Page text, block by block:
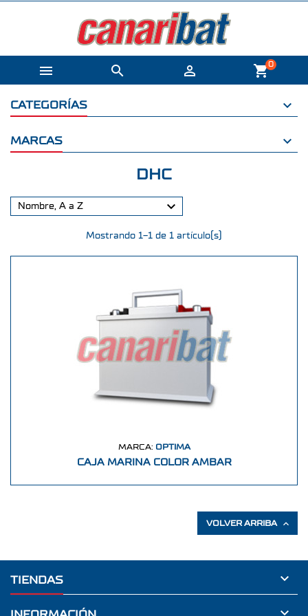
   shopping_cart0
CATEGORÍAS
MARCAS
DHC
Nombre, A a Z 
Mostrando 1-1 de 1 artículo(s)
MARCA: OPTIMA
CAJA MARINA COLOR AMBAR
VOLVER ARRIBA 
TIENDAS 